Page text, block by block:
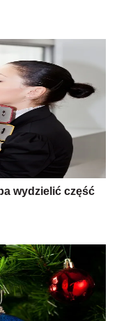
wydzielić część